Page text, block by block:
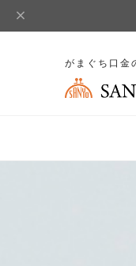
がまぐち口金